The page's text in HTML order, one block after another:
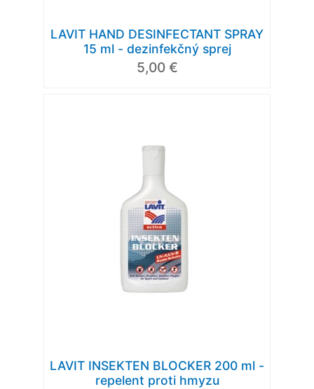
LAVIT HAND DESINFECTANT SPRAY
15 ml - dezinfekčný sprej
5,00 €
LAVIT INSEKTEN BLOCKER 200 ml -
repelent proti hmyzu